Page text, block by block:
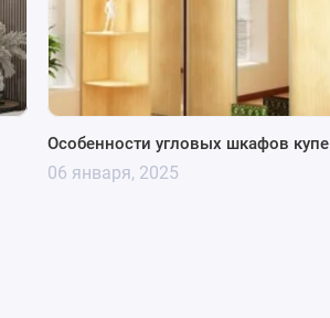
Особенности угловых шкафов купе
06 января, 2025